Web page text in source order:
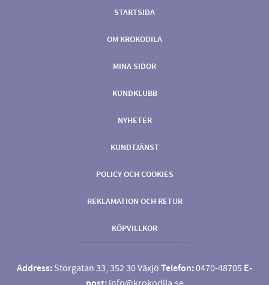
STARTSIDA
OM KROKODILA
MINA SIDOR
KUNDKLUBB
NYHETER
KUNDTJÄNST
POLICY OCH COOKIES
REKLAMATION OCH RETUR
KÖPVILLKOR
Address: Storgatan 33, 352 30 Växjö Telefon:0470-48705 E-